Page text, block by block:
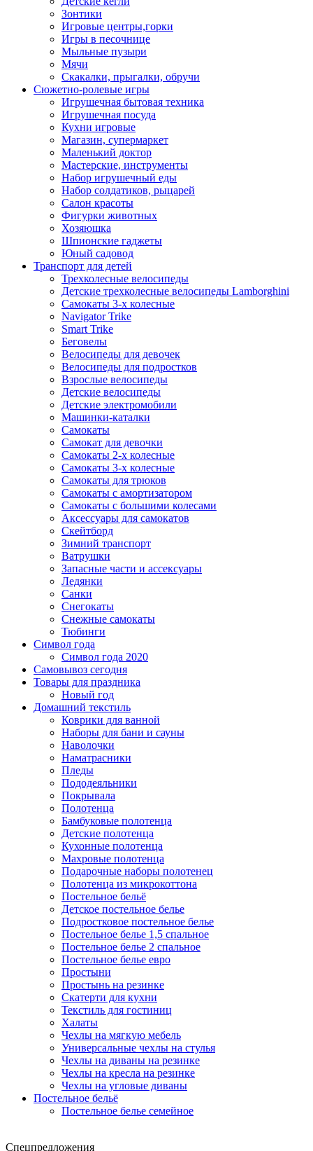
Зонтики
Игровые центры,горки
Игры в песочнице
Мыльные пузыри
Мячи
Скакалки, прыгалки, обручи
Сюжетно-ролевые игры
Игрушечная бытовая техника
Игрушечная посуда
Кухни игровые
Магазин, супермаркет
Маленький доктор
Мастерские, инструменты
Набор игрушечный еды
Набор солдатиков, рыцарей
Салон красоты
Фигурки животных
Хозяюшка
Шпионские гаджеты
Юный садовод
Транспорт для детей
Трехколесные велосипеды
Детские трехколесные велосипеды Lamborghini
Самокаты 3-х колесные
Navigator Trike
Smart Trike
Беговелы
Велосипеды для девочек
Велосипеды для подростков
Взрослые велосипеды
Детские велосипеды
Детские электромобили
Машинки-каталки
Самокаты
Самокат для девочки
Самокаты 2-х колесные
Самокаты 3-х колесные
Самокаты для трюков
Самокаты с амортизатором
Самокаты с большими колесами
Аксессуары для самокатов
Скейтборд
Зимний транспорт
Ватрушки
Запасные части и ассексуары
Ледянки
Санки
Снегокаты
Снежные самокаты
Тюбинги
Символ года
Символ года 2020
Самовывоз сегодня
Товары для праздника
Новый год
Домашний текстиль
Коврики для ванной
Наборы для бани и сауны
Наволочки
Наматрасники
Пледы
Пододеяльники
Покрывала
Полотенца
Бамбуковые полотенца
Детские полотенца
Кухонные полотенца
Махровые полотенца
Подарочные наборы полотенец
Полотенца из микрокоттона
Постельное бельё
Детское постельное белье
Подростковое постельное белье
Постельное белье 1,5 спальное
Постельное белье 2 спальное
Постельное белье евро
Простыни
Простынь на резинке
Скатерти для кухни
Текстиль для гостиниц
Халаты
Чехлы на мягкую мебель
Универсальные чехлы на стулья
Чехлы на диваны на резинке
Чехлы на кресла на резинке
Чехлы на угловые диваны
Постельное бельё
Постельное белье семейное
Спецпредложения